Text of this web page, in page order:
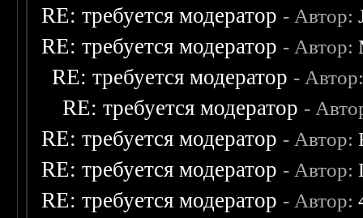
RE: требуется модератор - Автор:
RE: требуется модератор - Автор:
RE: требуется модератор -
RE: требуется модератор -
RE: требуется модератор - Автор:
RE: требуется модератор - Автор:
RE: требуется модератор - Автор: